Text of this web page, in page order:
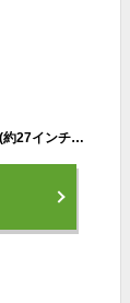
ネクスタイル(Nextyle) ロードバイク 自転車 700x28C (約27インチ相当) シマノ21段変速 フレームサイズ430mm 適応身長155cm~ 通勤 通学 初心者 NX-RD001 ブラック 61912